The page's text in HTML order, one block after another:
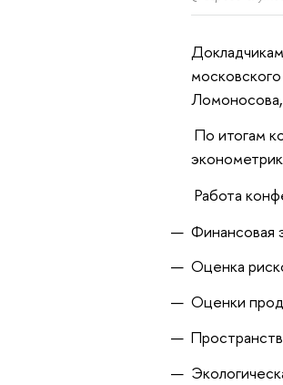
По итогам
Работа
Финансовая
Оценка
Оценки